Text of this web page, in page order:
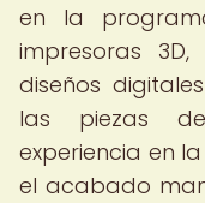
en la
impresoras
diseños
las piezas
experiencia en
el acabado